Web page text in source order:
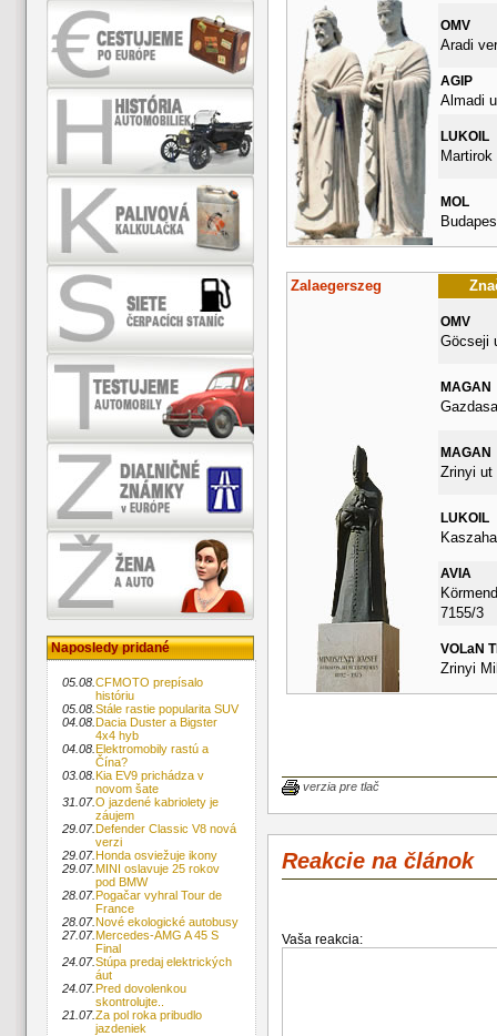
Naposledy pridané
05.08.CFMOTO prepísalo
históriu
05.08.Stále rastie popularita SUV
04.08.Dacia Duster a Bigster
4x4 hyb
04.08.Elektromobily rastú a
Čína?
03.08.Kia EV9 prichádza v
novom šate
31.07.O jazdené kabriolety je
záujem
29.07.Defender Classic V8 nová
verzi
29.07.Honda osviežuje ikony
29.07.MINI oslavuje 25 rokov
pod BMW
28.07.Pogačar vyhral Tour de
France
28.07.Nové ekologické autobusy
27.07.Mercedes-AMG A 45 S
Final
24.07.Stúpa predaj elektrických
áut
24.07.Pred dovolenkou
skontrolujte..
21.07.Za pol roka pribudlo
jazdeniek
OMV
Aradi
AGIP
Almadi
LUKOIL
MOL
Zalaegerszeg
OMV
Göcseji
MAGAN
MAGAN
Zrinyi ut
LUKOIL
AVIA
7155/3
VOLaN
Zrinyi
verzia pre tlač
Reakcie na článok
Vaša reakcia: